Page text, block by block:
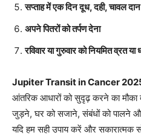
सप्ताह में एक दिन दूध, दही, चावल
अपने पितरों को तर्पण देना
रविवार या गुरुवार को नियमित व्रत या
Jupiter Transit in Cancer
आंतरिक आधारों को सुदृढ़ करने का
जुड़ने, घर को सजाने, संबंधों को पालने
यदि हम सही उपाय करें और सकारात्मक